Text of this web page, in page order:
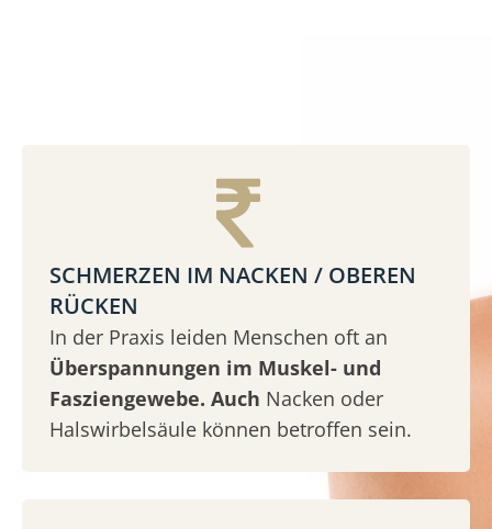
SCHMERZEN IM NACKEN / OBEREN
RÜCKEN
In der Praxis leiden Menschen oft an
Überspannungen im Muskel- und
Fasziengewebe. Auch Nacken oder
Halswirbelsäule können betroffen sein.